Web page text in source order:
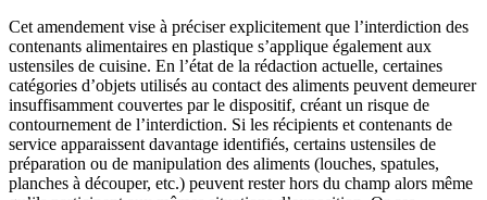
Cet amendement vise à préciser explicitement que l’interdiction des
contenants alimentaires en plastique s’applique également aux
ustensiles de cuisine. En l’état de la rédaction actuelle, certaines
catégories d’objets utilisés au contact des aliments peuvent demeurer
insuffisamment couvertes par le dispositif, créant un risque de
contournement de l’interdiction. Si les récipients et contenants de
service apparaissent davantage identifiés, certains ustensiles de
préparation ou de manipulation des aliments (louches, spatules,
planches à découper, etc.) peuvent rester hors du champ alors même